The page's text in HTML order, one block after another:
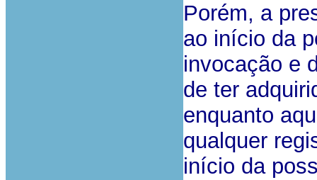
Porém, a
ao início da
invocação e
de ter
enquanto
qualquer
início da